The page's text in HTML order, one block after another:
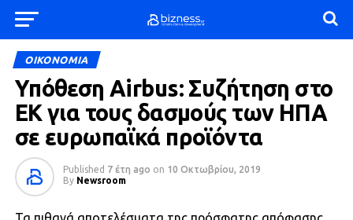
ΟΙΚΟΝΟΜΙΑ
Υπόθεση Airbus: Συζήτηση στο
ΕΚ για τους δασμούς των ΗΠΑ
σε ευρωπαϊκά προϊόντα
Published 7 έτη ago on 10 Οκτωβρίου, 2019
By Newsroom